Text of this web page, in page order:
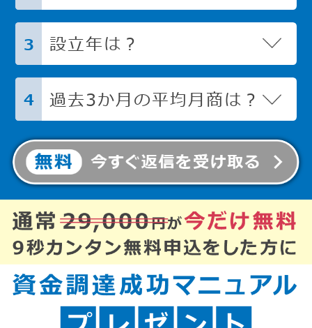
3 設立年は？
4 過去3か月の平均月商は？